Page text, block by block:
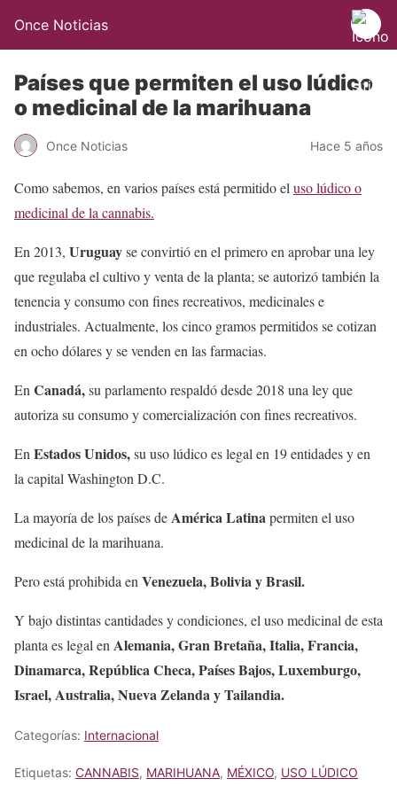
Once Noticias
Países que permiten el uso lúdico
o medicinal de la marihuana
Once Noticias Hace 5 años
Como sabemos, en varios países está permitido el uso lúdico o
medicinal de la cannabis.
En 2013, Uruguayse convirtió en el primero en aprobar una ley
que regulaba el cultivo y venta de la planta; se autorizó también la
tenencia y consumo con fines recreativos, medicinales e
industriales. Actualmente, los cinco gramos permitidos se cotizan
en ocho dólares y se venden en las farmacias.
En Canadá,su parlamento respaldó desde 2018 una ley que
autoriza su consumo y comercialización con fines recreativos.
En Estados Unidos,su uso lúdico es legal en 19 entidades y en
la capital Washington D.C.
La mayoría de los países deAmérica Latinapermiten el uso
medicinal de la marihuana.
Pero está prohibida en Venezuela, Bolivia y Brasil.
Y bajo distintas cantidades y condiciones, el uso medicinal de esta
planta es legal en Alemania, Gran Bretaña, Italia, Francia,
Dinamarca, República Checa, Países Bajos, Luxemburgo,
Israel, Australia, Nueva Zelanda y Tailandia.
Categorías: Internacional
Etiquetas: CANNABIS, MARIHUANA, MÉXICO, USO LÚDICO